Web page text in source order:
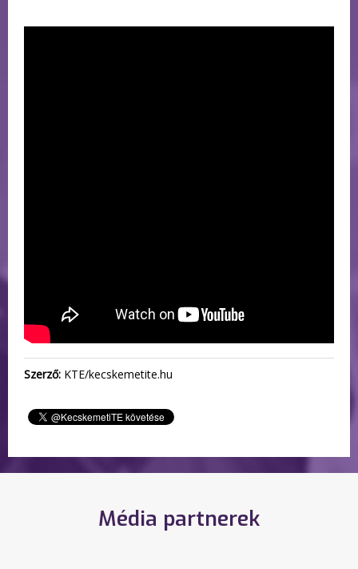
Szerző: KTE/kecskemetite.hu
Média partnerek